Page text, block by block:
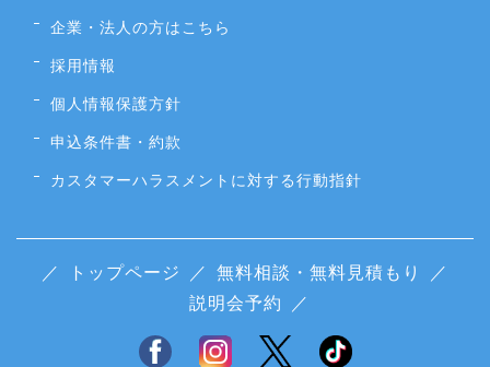
企業・法人の方はこちら
採用情報
個人情報保護方針
申込条件書・約款
カスタマーハラスメントに対する行動指針
／ トップページ ／ 無料相談・無料見積もり
／
説明会予約 ／